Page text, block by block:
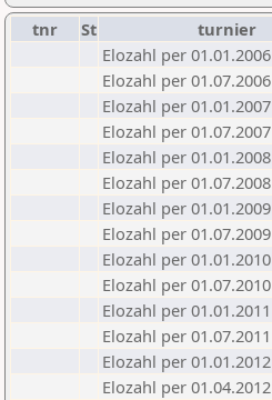
tnr St turnier
Elozahl per 01.01.2006
Elozahl per 01.07.2006
Elozahl per 01.01.2007
Elozahl per 01.07.2007
Elozahl per 01.01.2008
Elozahl per 01.07.2008
Elozahl per 01.01.2009
Elozahl per 01.07.2009
Elozahl per 01.01.2010
Elozahl per 01.07.2010
Elozahl per 01.01.2011
Elozahl per 01.07.2011
Elozahl per 01.01.2012
Elozahl per 01.04.2012